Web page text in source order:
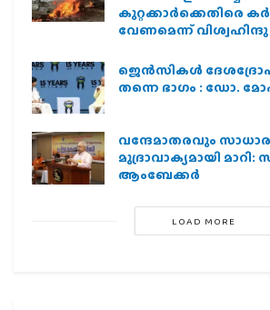
കുറ്റക്കാർക്കെതിരെ
വേണമെന്ന്
ജെന്‍സികള്‍
തന്നെ ഭാഗം : ഡോ.
വന്ദേമാതരവും
മുദ്രാവാക്യമായി
ആംബേക്കർ
LOAD MORE